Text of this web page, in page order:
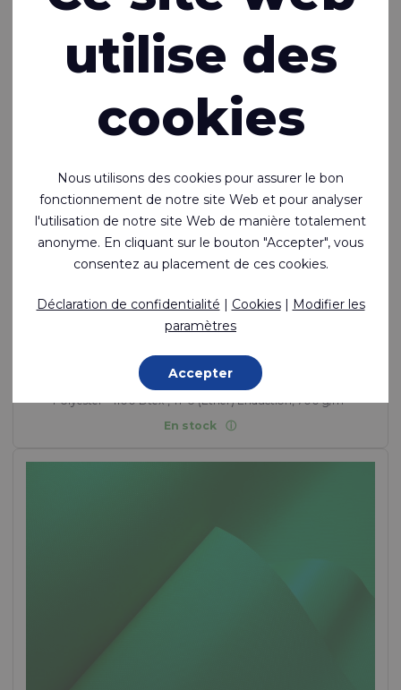
Ecoseal™ 652
l'air et soudable
Polyester - 1100 Dtex , TPU (Ether) Enduction, 700 g/m²
En stock
utilise des
cookies
Nous utilisons des cookies pour assurer le bon
fonctionnement de notre site Web et pour analyser
l'utilisation de notre site Web de manière totalement
anonyme. En cliquant sur le bouton "Accepter", vous
consentez au placement de ces cookies.
Déclaration de confidentialité | Cookies| Modifier les
paramètres
Accepter